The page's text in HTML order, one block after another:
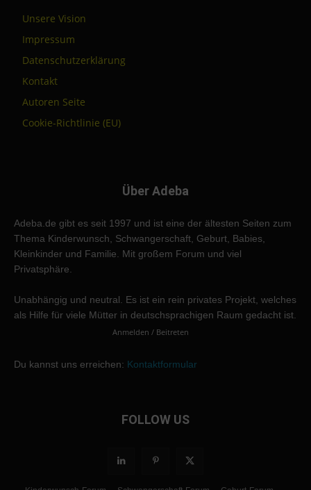
Unsere Vision
Impressum
Datenschutzerklärung
Kontakt
Autoren Seite
Cookie-Richtlinie (EU)
Über Adeba
Adeba.de gibt es seit 1997 und ist eine der ältesten Seiten zum
Thema Kinderwunsch, Schwangerschaft, Geburt, Babies,
Kleinkinder und Familie. Mit großem Forum und viel
Privatsphäre.
Unabhängig und neutral. Es ist ein rein privates Projekt, welches
als Hilfe für viele Mütter in deutschsprachigen Raum gedacht ist.
Anmelden / Beitreten
Du kannst uns erreichen: Kontaktformular
FOLLOW US